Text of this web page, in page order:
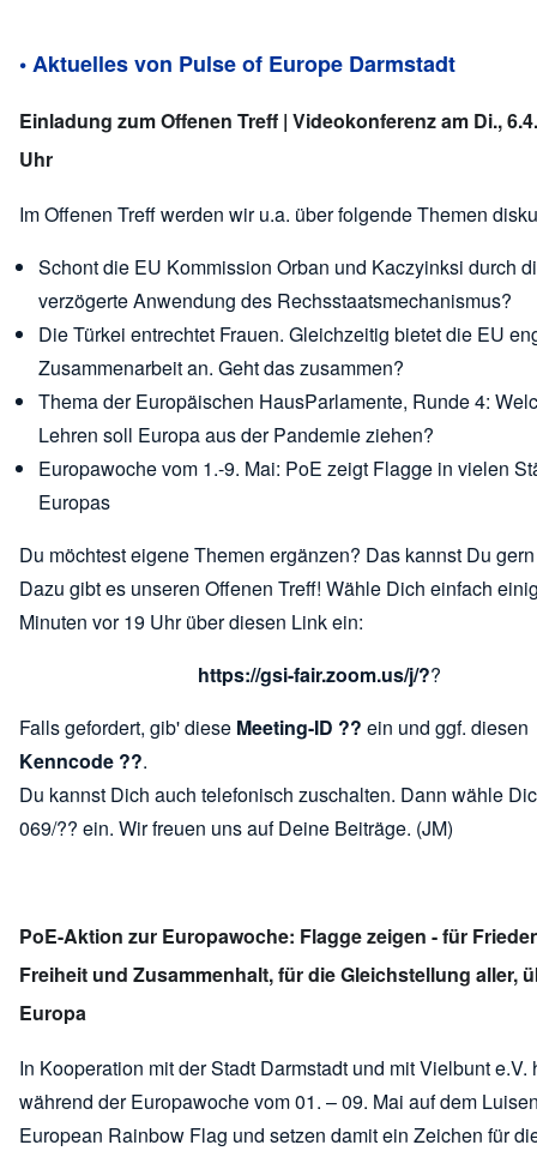
• Aktuelles von Pulse of Europe Darmstadt
Einladung zum Offenen Treff | Videokonferenz am Di.,
Uhr
Im Offenen Treff werden wir u.a. über folgende Themen
Schont die EU Kommission Orban und Kaczyinksi durch
verzögerte Anwendung des Rechsstaatsmechanismus?
Die Türkei entrechtet Frauen. Gleichzeitig bietet die EU
Zusammenarbeit an. Geht das zusammen?
Thema der Europäischen HausParlamente, Runde 4:
Lehren soll Europa aus der Pandemie ziehen?
Europawoche vom 1.-9. Mai: PoE zeigt Flagge in vielen
Europas
Du möchtest eigene Themen ergänzen? Das kannst Du
Dazu gibt es unseren Offenen Treff! Wähle Dich einfach
Minuten vor 19 Uhr über diesen Link ein:
https://gsi-fair.zoom.us/j/??
Falls gefordert, gib' diese Meeting-ID ?? ein und ggf. diesen
Kenncode ??.
Du kannst Dich auch telefonisch zuschalten. Dann wähle
069/?? ein. Wir freuen uns auf Deine Beiträge. (JM)
PoE-Aktion zur Europawoche: Flagge zeigen - für
Freiheit und Zusammenhalt, für die Gleichstellung aller,
Europa
In Kooperation mit der Stadt Darmstadt und mit Vielbunt e.V.
während der Europawoche vom 01. – 09. Mai auf dem
European Rainbow Flag und setzen damit ein Zeichen für